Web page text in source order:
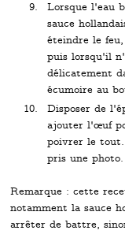
Lorsque l'eau
sauce
éteindre le
puis lorsqu'il
délicatement
écumoire au
Disposer de
ajouter l'œuf
poivrer le
pris une photo.
Remarque : cette
notamment la sauce
arrêter de battre,